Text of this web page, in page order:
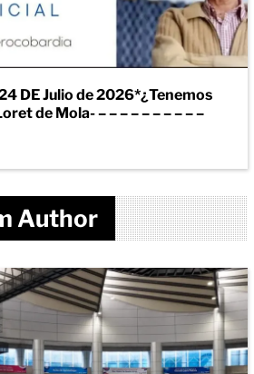
DE Julio de 2026*¿Tenemos
de Mola- – – – – – – – – – –
Author